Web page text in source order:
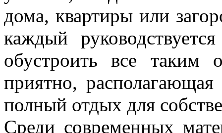
дома, квартиры или
каждый
обустроить все
приятно, располагающая
полный отдых для
Среди современных